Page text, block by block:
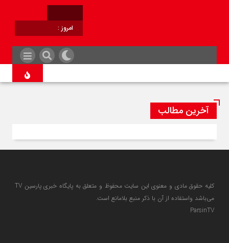
امروز :
آخرین مطالب
کلیه حقوق مادی و معنوی این سایت محفوظ و متعلق به پایگاه خبری پارسین TV
می‌باشد واستفاده از آن با ذکر منبع بلامانع است.
ParsinTV